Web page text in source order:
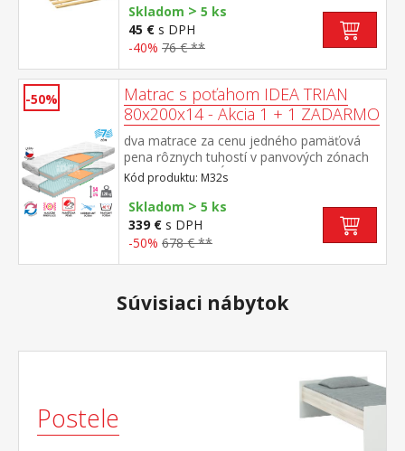
Skladom > 5 ks
45 € s DPH
-40% 76 € **
-50%
Matrac s poťahom IDEA TRIAN
80x200x14 - Akcia 1 + 1 ZADARMO
dva matrace za cenu jedného pamäťová
pena rôznych tuhostí v panvových zónach
pre odľahčenie kĺbom a celému
pohybovému aparátu 7-zónová anatomická
masážna profilácia prináša veľmi jemnú
masáž v priebehu spánku matrac s Visco
penou a systémom rozdielne tuhosti strán
snímateľný a prateľný do 40 °C odporúčaná
Kód produktu: M32s
Skladom > 5 ks
339 € s DPH
-50% 678 € **
Súvisiaci nábytok
Postele